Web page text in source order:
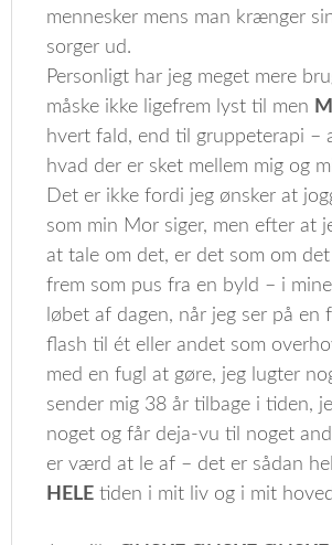
mennesker mens man krænger
sorger ud.
Personligt har jeg meget mere
måske ikke ligefrem lyst til men
hvert fald, end til gruppeterapi –
hvad der er sket mellem mig og
Det er ikke fordi jeg ønsker at
som min Mor siger, men efter at
at tale om det, er det som om
frem som pus fra en byld – i
løbet af dagen, når jeg ser på en
flash til ét eller andet som
med en fugl at gøre, jeg lugter
sender mig 38 år tilbage i tiden,
noget og får deja-vu til noget
er værd at le af – det er sådan
HELE tiden i mit liv og i mit